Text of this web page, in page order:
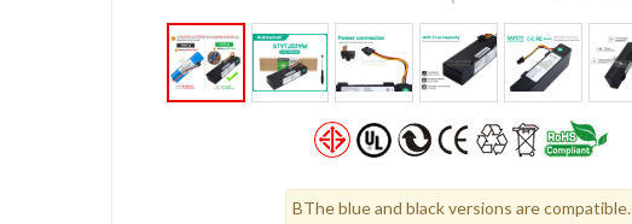
BThe blue and black versions are compatible.